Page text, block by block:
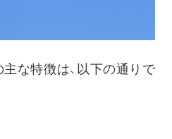
な特徴は、以下の通りで